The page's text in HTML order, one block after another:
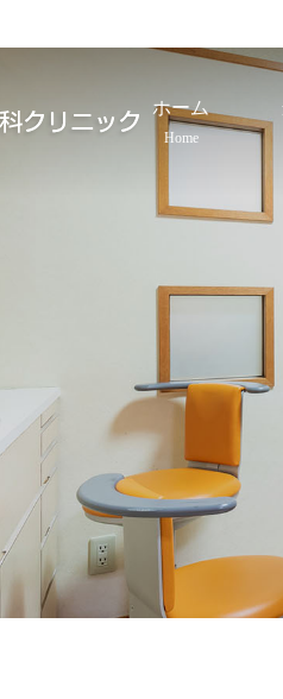
ホーム
Home